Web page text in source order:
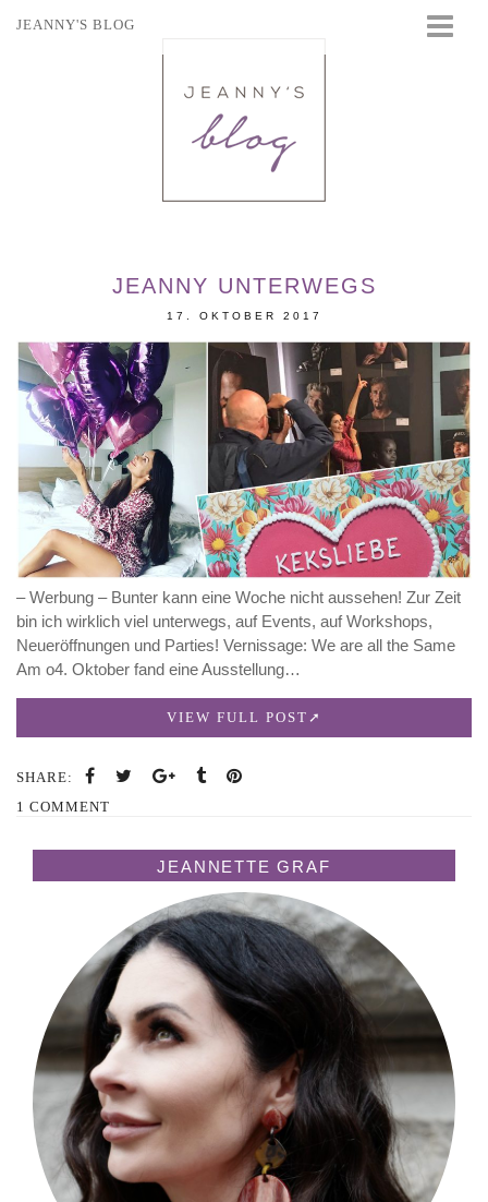
JEANNY'S BLOG
JEANNY UNTERWEGS
17. OKTOBER 2017
– Werbung – Bunter kann eine Woche nicht aussehen! Zur Zeit
bin ich wirklich viel unterwegs, auf Events, auf Workshops,
Neueröffnungen und Parties! Vernissage: We are all the Same
Am o4. Oktober fand eine Ausstellung…
VIEW FULL POST
SHARE:
1 COMMENT
JEANNETTE GRAF